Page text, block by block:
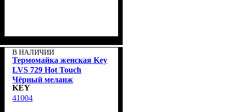
В НАЛИЧИИ
Термомайка женская Key
LVS 729 Hot Touch
Чёрный меланж
KEY
41004